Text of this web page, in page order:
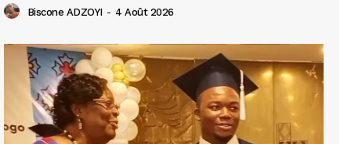
Biscone ADZOYI - 4 Août 2026